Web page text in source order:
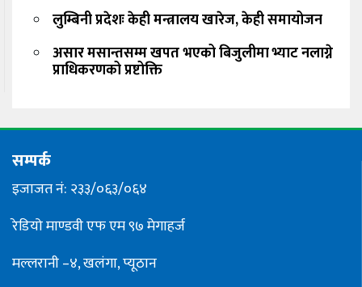
लुम्बिनी प्रदेशः केही मन्त्रालय खारेज, केही समायोजन
असार मसान्तसम्म खपत भएको बिजुलीमा भ्याट नलाग्ने
प्राधिकरणको प्रष्टोक्ति
सम्पर्क
इजाजत नं: २३३/०६३/०६४
रेडियो माण्डवी एफ एम ९७ मेगाहर्ज
मल्लरानी –४, खलंगा, प्यूठान